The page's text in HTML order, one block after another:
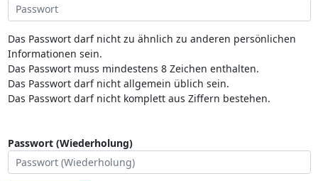
Das Passwort darf nicht zu ähnlich zu anderen persönlichen
Informationen sein.
Das Passwort muss mindestens 8 Zeichen enthalten.
Das Passwort darf nicht allgemein üblich sein.
Das Passwort darf nicht komplett aus Ziffern bestehen.
Passwort (Wiederholung)